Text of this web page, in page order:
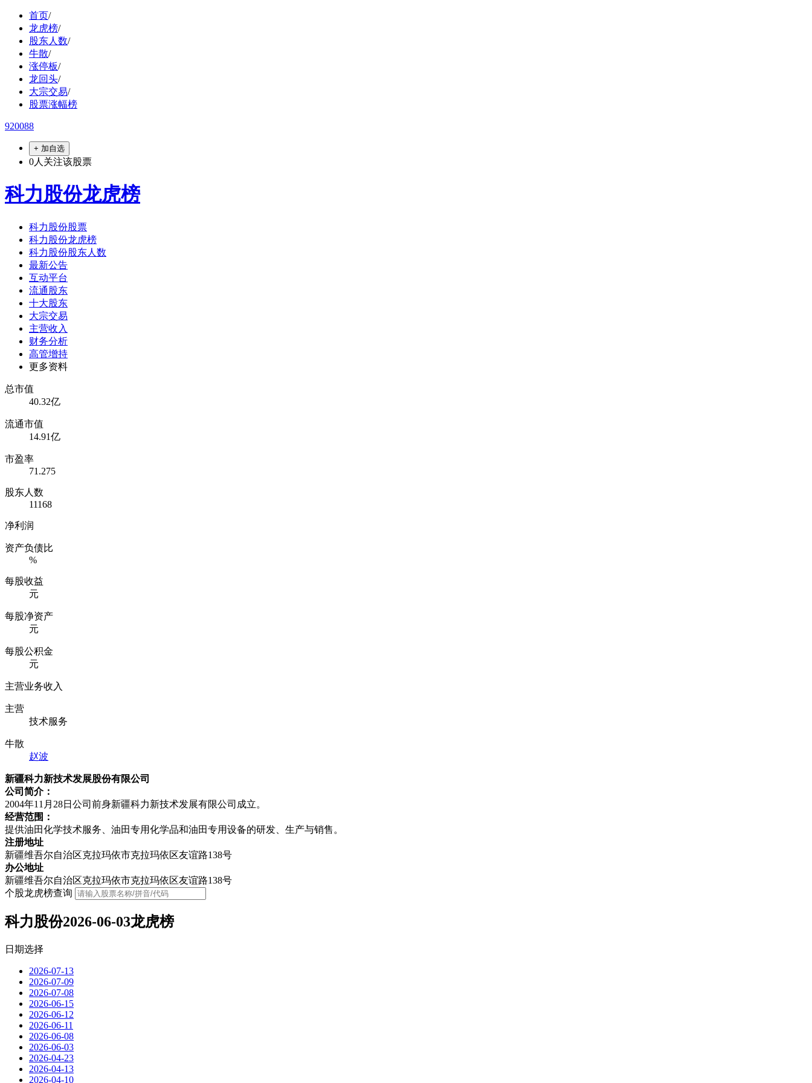
首页/
龙虎榜/
股东人数/
牛散/
涨停板/
龙回头/
大宗交易/
股票涨幅榜
920088
+ 加自选
0人关注该股票
科力股份龙虎榜
科力股份股票
科力股份龙虎榜
科力股份股东人数
最新公告
互动平台
流通股东
十大股东
大宗交易
主营收入
财务分析
高管增持
更多资料
总市值
40.32亿
流通市值
14.91亿
市盈率
71.275
股东人数
11168
净利润
资产负债比
%
每股收益
元
每股净资产
元
每股公积金
元
主营业务收入
主营
技术服务
牛散
赵波
新疆科力新技术发展股份有限公司
公司简介：
2004年11月28日公司前身新疆科力新技术发展有限公司成立。
经营范围：
提供油田化学技术服务、油田专用化学品和油田专用设备的研发、生产与销售。
注册地址
新疆维吾尔自治区克拉玛依市克拉玛依区友谊路138号
办公地址
新疆维吾尔自治区克拉玛依市克拉玛依区友谊路138号
个股龙虎榜查询
科力股份2026-06-03龙虎榜
日期选择
2026-07-13
2026-07-09
2026-07-08
2026-06-15
2026-06-12
2026-06-11
2026-06-08
2026-06-03
2026-04-23
2026-04-13
2026-04-10